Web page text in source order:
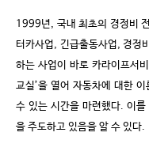
1999년, 국내 최초의 경정비
터카사업 , 긴급출동사업 , 경정
하는 사업이 바로 카라이프서
교실’을 열어 자동차에 대한 이
수 있는 시간을 마련했다. 이를
을 주도하고 있음을 알 수 있다.